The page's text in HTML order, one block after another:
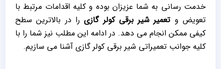
خدمت رسانی به شما عزیزان بوده و کلیه اقدامات مرتبط با
تعویض وتعمیر شیر برقی کولر گازیرا در بالاترین سطح
کیفی ممکن انجام می دهد. در ادامه این مطلب نیز شما را با
کلیه جوانب تعمیراتی شیر برقی کولر گازی آشنا می سازیم.